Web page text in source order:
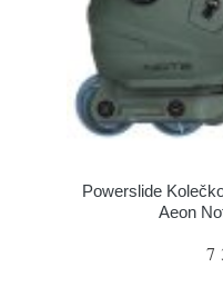
Powerslide
Aeon
7